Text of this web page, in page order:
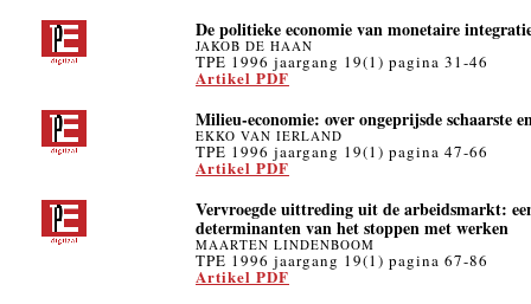
De politieke economie van monetaire
JAKOB DE HAAN
TPE 1996 jaargang 19(1) pagina 31-46
Artikel PDF
Milieu-economie: over ongeprijsde schaarste
EKKO VAN IERLAND
TPE 1996 jaargang 19(1) pagina 47-66
Artikel PDF
Vervroegde uittreding uit de arbeidsmarkt:
determinanten van het stoppen met werken
MAARTEN LINDENBOOM
TPE 1996 jaargang 19(1) pagina 67-86
Artikel PDF